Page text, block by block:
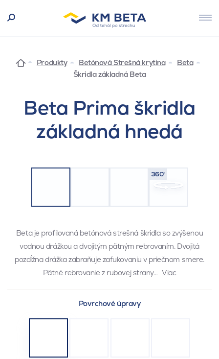
Produkty Betónová Strešná krytina
Beta
Škridla základná Beta
Beta Prima škridla
základná hnedá
360°
Beta je profilovaná betónová strešná škridla so zvýšenou
vodnou drážkou a dvojitým pätným rebrovaním. Dvojitá
pozdĺžna drážka zabraňuje zafukovaniu v priečnom smere.
Pätné rebrovanie z rubovej strany… Viac
Povrchové úpravy